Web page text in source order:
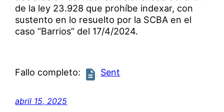
de la ley 23.928 que prohíbe indexar, con
sustento en lo resuelto por la SCBA en el
caso “Barrios” del 17/4/2024.
Fallo completo: Sent
abril 15, 2025